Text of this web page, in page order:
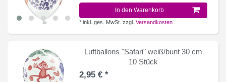
In den Warenkorb
*inkl. ges. MwSt. zzgl.Versandkosten
Luftballons "Safari" weiß/bunt 30 cm
10 Stück
2,95 € *